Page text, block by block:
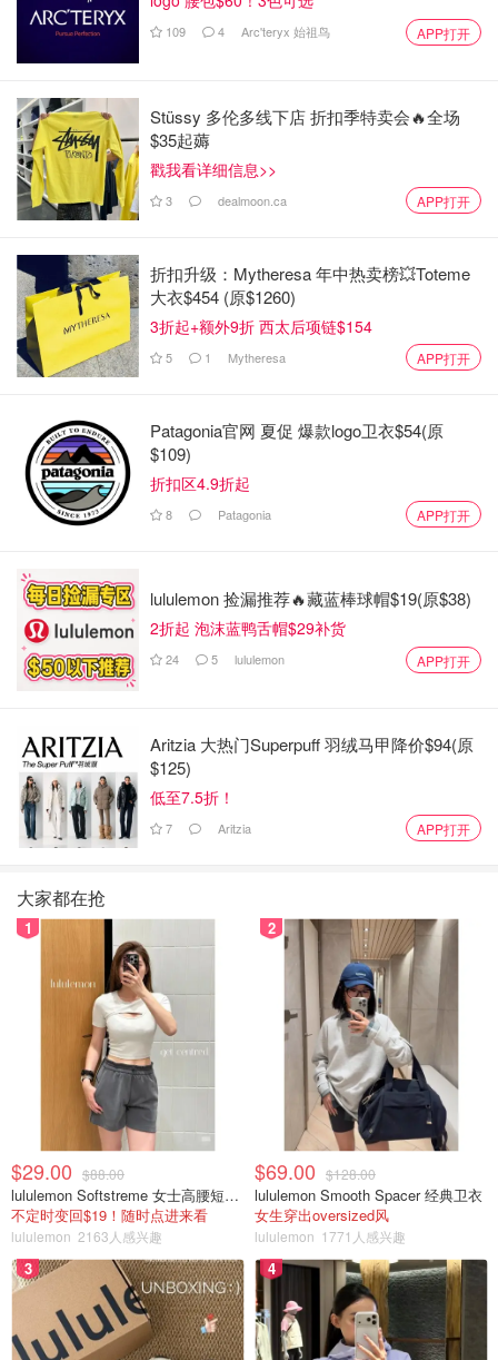
法律诉讼。尽管如此，比特币SV在市场上仍占据了一席之
SegWit方案：软分叉的解决之道尽管硬分叉和可扩展性解
决方案，如SegWit和闪电网络，带来了争议，比特币在可
扩展性方面已取得了显著进展。SegWit（隔离见证）于
2017年8月推出，它将交易签名与交易数据分离，实际上增
加了区块大小。此外，SegWit还启用了比特币的第二层扩
付，实现更快速的交易。
闪电网络为比特币提供了一种无摩擦的扩展解决方案，通过
引入Schnorr签名，它还支持原子多路径支付（AMP），即
将大额支付分拆成多个小额支付，从而提高效率。闪电网络
安全风险和网络漏洞尽管硬分叉和可扩展性解决方案，如
SegWit和闪电网络，提供了希望，但它们也带来了安全风
险。硬分叉常常导致网络碎片化，可能会降低哈希算力，增
加51%攻击的风险。如果比特币网络遭遇成功的攻击，将削
为了确保比特币继续作为可靠的货币使用，必须保持其核心
特性，并确保网络的安全。因此，比特币矿工更倾向于加强
安全性，而不是单纯追求创新。由于比特币的哈希率是其价
加拿大的加密货币市场：快速增长对于那些希望在加拿大交
易数字货币的人来说，了解如何购买比特币和其他加密货币
变得尤为重要。加拿大已成为加密货币爱好者的中心，许多
币交易所，提供低手续费、高流动性和丰富的加密货币支
持，使得买入比特币变得更加容易。
加拿大的加密钱包：在交易加密货币时，拥有一个安全的钱
包来存储你的资产至关重要。加拿大有各种类型的加密钱
包，包括硬件钱包、软件钱包和移动钱包。这些钱包对于保
护你的私钥和确保加密货币安全非常重要。
最佳加密货币交易所加拿大：选择最佳的加密货币交易所意
味着选择低费用、高流动性和支持广泛加密货币的交易平
台。寻找受监管的交易所，并提供强大客户支持，使其成为
新手和经验丰富的交易者理想的选择。
结论： 比特币分叉和数字货币的未来随着比特币的不断发
展，未来硬分叉的可能性仍然是一个备受争议的话题。虽然
硬分叉带来了新的机会，但它们也对网络的稳定性和安全性
提出了挑战。随着像闪电网络这样的可扩展性解决方案的崛
起，加密货币的未来仍然充满希望，但要避免网络的碎片
109 4 Arc'teryx 始祖鸟 APP打开
Stüssy 多伦多线下店 折扣季特卖会🔥全场
$35起薅
戳我看详细信息>>
3 dealmoon.ca APP打开
折扣升级：Mytheresa 年中热卖榜💥Toteme
大衣$454 (原$1260)
3折起+额外9折 西太后项链$154
5 1 Mytheresa APP打开
Patagonia官网 夏促 爆款logo卫衣$54(原
$109)
折扣区4.9折起
8 Patagonia APP打开
lululemon 捡漏推荐🔥藏蓝棒球帽$19(原$38)
2折起 泡沫蓝鸭舌帽$29补货
24 5 lululemon APP打开
Aritzia 大热门Superpuff 羽绒马甲降价$94(原
$125)
低至7.5折！
7 Aritzia APP打开
大家都在抢
1
$29.00 $88.00
lululemon Softstreme 女士高腰短裤 10cm
不定时变回$19！随时点进来看
lululemon 2163人感兴趣
2
$69.00 $128.00
lululemon Smooth Spacer 经典卫衣
女生穿出oversized风
lululemon 1771人感兴趣
3 4